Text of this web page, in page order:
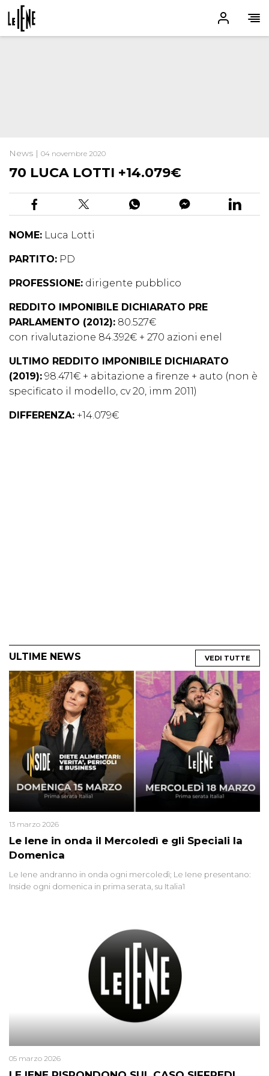
News | 04 novembre 2020
70 LUCA LOTTI +14.079€
NOME: Luca Lotti
PARTITO: PD
PROFESSIONE: dirigente pubblico
REDDITO IMPONIBILE DICHIARATO PRE
PARLAMENTO (2012): 80.527€
con rivalutazione 84.392€ + 270 azioni enel
ULTIMO REDDITO IMPONIBILE DICHIARATO
(2019): 98.471€ + abitazione a firenze + auto (non è
specificato il modello, cv 20, imm 2011)
DIFFERENZA: +14.079€
ULTIME NEWS VEDI TUTTE
Le Iene in onda il Mercoledì e gli Speciali la
Domenica
13 marzo 2026
Le Iene andranno in onda ogni mercoledì; Le Iene presentano:
Inside ogni domenica in prima serata, su Italia1
05 marzo 2026